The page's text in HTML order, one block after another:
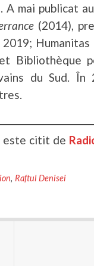
mai publicat
(2014),
2019;
Bibliothèque
du Sud.
este citit de
, Raftul Denisei